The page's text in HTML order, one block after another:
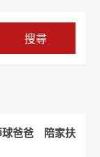
搜尋
球爸爸 陪家扶